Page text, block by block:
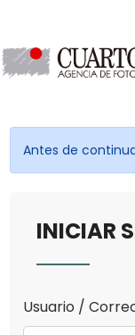
Antes de
INICIAR
Usuario /